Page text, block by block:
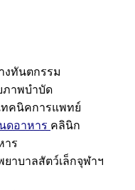
งทันตกรรม
ภาพบำบัด
ทคนิคการแพทย์
ดอาหาร คลินิก
าร
ยาบาลสัตว์เล็กจุฬาฯ